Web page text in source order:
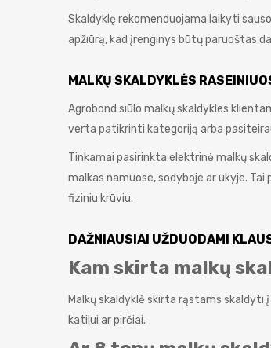
Skaldyklę rekomenduojama laikyti
apžiūrą, kad įrenginys būtų paruoštas
MALKŲ SKALDYKLĖS
Agrobond siūlo malkų skaldykles
verta patikrinti kategoriją arba
Tinkamai pasirinkta elektrinė malkų
malkas namuose, sodyboje ar ūkyje.
fiziniu krūviu.
DAŽNIAUSIAI UŽDUODAMI
Kam skirta malkų
Malkų skaldyklė skirta rąstams skaldyti
katilui ar pirčiai.